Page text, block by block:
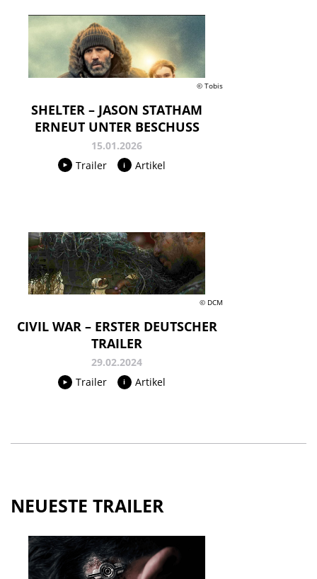
© Tobis
SHELTER – JASON STATHAM
ERNEUT UNTER BESCHUSS
15.01.2026
Trailer
Artikel
© DCM
CIVIL WAR – ERSTER DEUTSCHER
TRAILER
29.02.2024
Trailer
Artikel
NEUESTE TRAILER